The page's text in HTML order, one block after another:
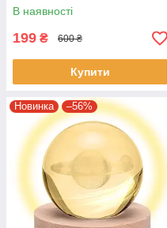
В наявності
199 ₴ 600 ₴
Купити
Новинка –56%